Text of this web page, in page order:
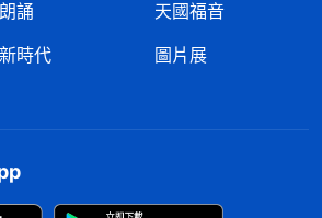
為了盡受造之物的本分嗎？你孝
了盡受造之物的本分嗎？人信神
你信神到底是為了什麽？你到底
是怎麽愛神的？若不能盡到受造
自己的全力，這樣的人都將是被
朗誦
天國福音
新時代
圖片展